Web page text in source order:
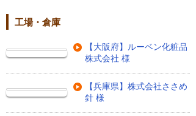
工場・倉庫
【大阪府】ルーベン化粧品
株式会社 様
【兵庫県】株式会社ささめ
針 様